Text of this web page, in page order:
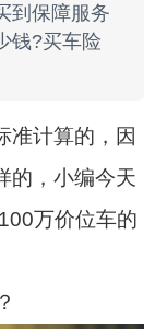
到保障服务
钱?买车险
准计算的，因
的，小编今天
万价位车的